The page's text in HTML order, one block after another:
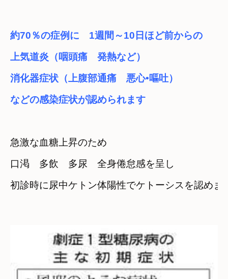
約70％の症例に
1週間～10日ほど前からの
上気道炎（咽頭痛　発熱など）
消化器症状（上腹部通痛　悪心•嘔吐）
などの感染症状が認められます
急激な血糖上昇のため
口渇　多飲　多尿　全身倦怠感を呈し
初診時に尿中ケトン体陽性でケトーシスを認めま